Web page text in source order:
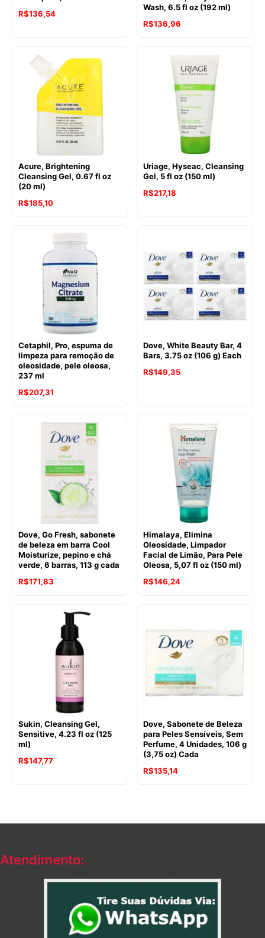
R$136,54
Wash, 6.5 fl oz (192 ml)
R$136,96
Acure, Brightening
Cleansing Gel, 0.67 fl oz
(20 ml)
R$185,10
Uriage, Hyseac, Cleansing
Gel, 5 fl oz (150 ml)
R$217,18
Cetaphil, Pro, espuma de
limpeza para remoção de
oleosidade, pele oleosa,
237 ml
R$207,31
Dove, White Beauty Bar, 4
Bars, 3.75 oz (106 g) Each
R$149,35
Dove, Go Fresh, sabonete
de beleza em barra Cool
Moisturize, pepino e chá
verde, 6 barras, 113 g cada
R$171,83
Himalaya, Elimina
Oleosidade, Limpador
Facial de Limão, Para Pele
Oleosa, 5,07 fl oz (150 ml)
R$146,24
Sukin, Cleansing Gel,
Sensitive, 4.23 fl oz (125
ml)
R$147,77
Dove, Sabonete de Beleza
para Peles Sensíveis, Sem
Perfume, 4 Unidades, 106 g
(3,75 oz) Cada
R$135,14
Atendimento: